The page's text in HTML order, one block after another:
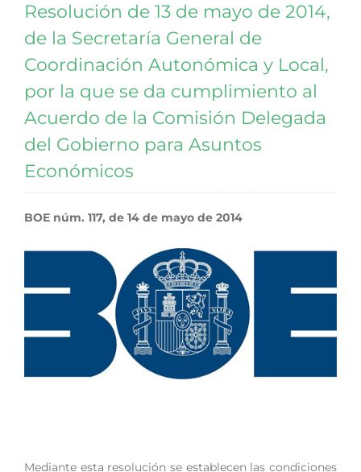
Resolución de 13 de mayo de 2014,
de la Secretaría General de
Coordinación Autonómica y Local,
por la que se da cumplimiento al
Acuerdo de la Comisión Delegada
del Gobierno para Asuntos
Económicos
BOE núm. 117, de 14 de mayo de 2014
Mediante esta resolución se establecen las condiciones